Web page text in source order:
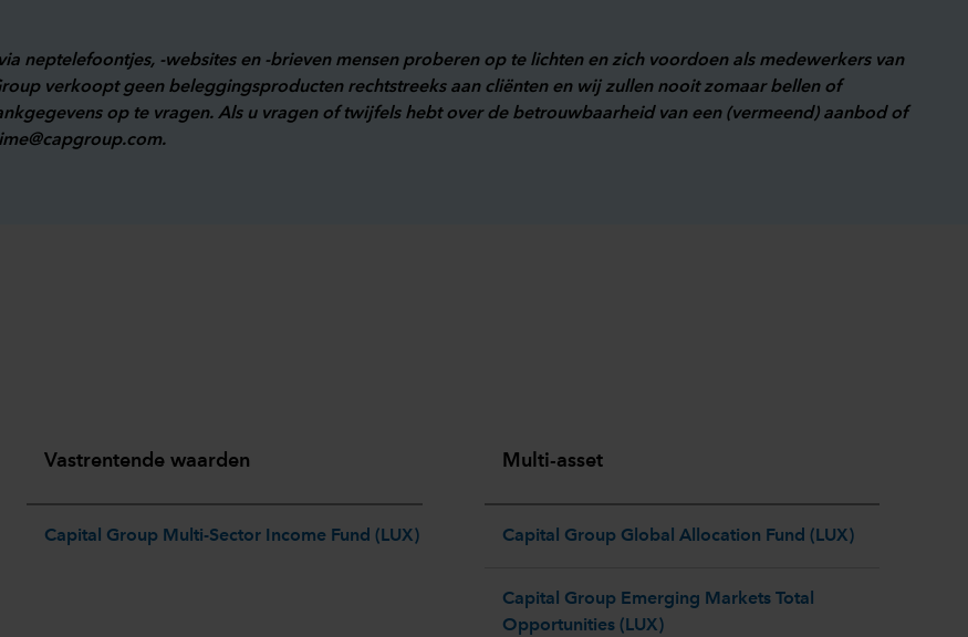
neptelefoontjes, -websites en -brieven mensen proberen op te lichten en zich voordoen als medewerkers van
verkoopt geen beleggingsproducten rechtstreeks aan cliënten en wij zullen nooit zomaar bellen of
op te vragen. Als u vragen of twijfels hebt over de betrouwbaarheid van een (vermeend) aanbod of
.
Vastrentende waarden
Capital Group Multi-Sector Income Fund (LUX)
Multi-asset
Capital Group Global Allocation Fund (LUX)
Capital Group Emerging Markets Total
Opportunities (LUX)